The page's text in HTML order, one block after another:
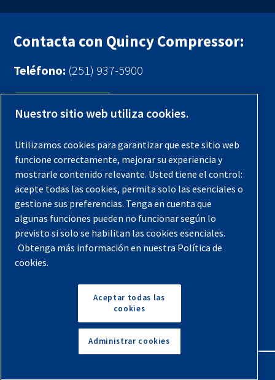
Contacta con Quincy Compressor:
Teléfono: (251) 937-5900
Contáctenos
Registra tu compresor
Aviso legal
Garantías
Política de privacidad
Términos y Condiciones
Mapa del sitio
© 2026 Quincy Compressor. Todos los derechos
Volver arriba
Nuestro sitio web utiliza cookies.
Utilizamos cookies para garantizar que este sitio web
funcione correctamente, mejorar su experiencia y
mostrarle contenido relevante. Usted tiene el control:
acepte todas las cookies, permita solo las esenciales o
gestione sus preferencias. Tenga en cuenta que
algunas funciones pueden no funcionar según lo
previsto si solo se habilitan las cookies esenciales.
Obtenga más información en nuestra Política de
cookies.
Aceptar todas las
cookies
Administrar cookies